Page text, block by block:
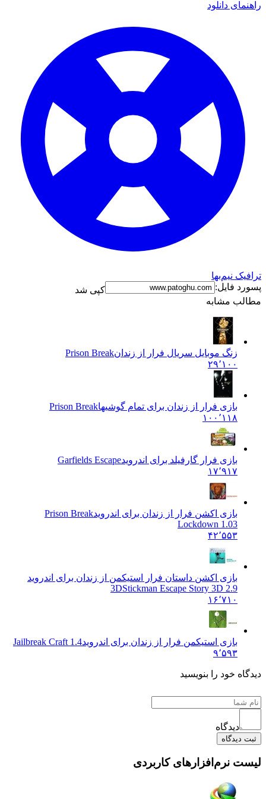
دانلود
نیم‌بها
فایل:
کپی شد
مشابه
زنگ موبایل سریال فرار از زندانPrison Break
۲۹٬۱۰۰
بازی فرار از زندان برای تمام گوشیهاPrison Break
۱۰۰٬۱۱۸
بازی فرار گارفیلد برای اندروید Garfields Escape
۱۷٬۹۱۷
بازی اکشن فرار از زندان برای اندروید Prison Break
Lockdown 1.03
۴۲٬۵۵۳
بازی اکشن داستان فرار استیکمن از زندان برای اندروید
3DStickman Escape Story 3D 2.9
۱۶٬۷۱۰
بازی استیکمن فرار از زندان برای اندروید Jailbreak Craft 1.4
خود را بنویسید
نرم‌افزارهای کاربردی